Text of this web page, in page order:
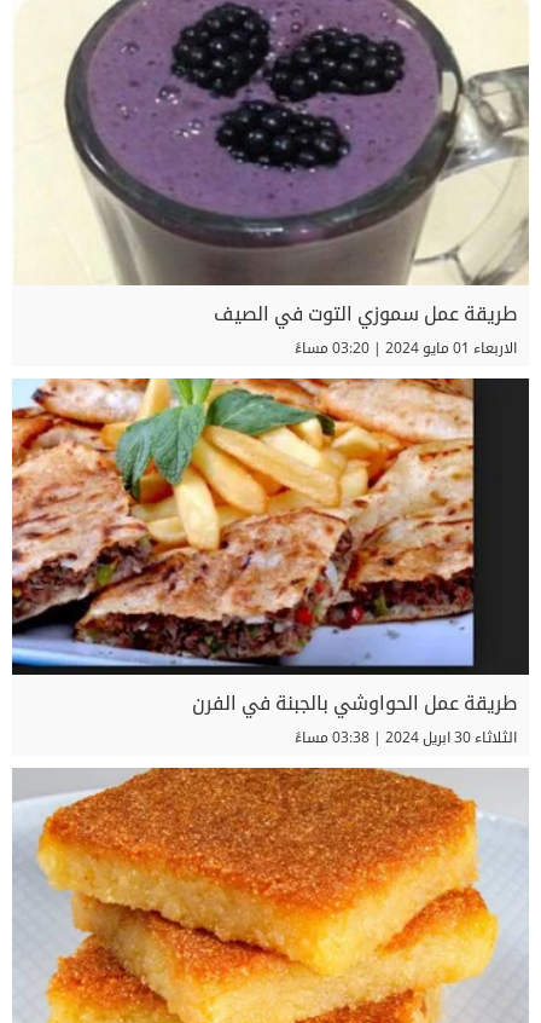
طريقة عمل سموزي التوت في الصيف
الاربعاء 01 مايو 2024 | 03:20 مساءً
طريقة عمل الحواوشي بالجبنة في الفرن
الثلاثاء 30 ابريل 2024 | 03:38 مساءً